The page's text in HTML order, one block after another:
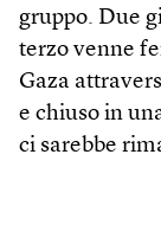
gruppo. Due
terzo venne
Gaza
e chiuso in
ci sarebbe